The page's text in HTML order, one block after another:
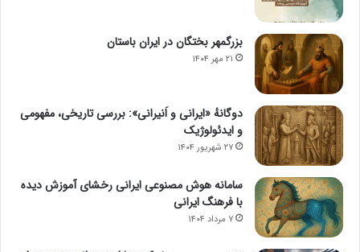
بزرگمهر بختگان در ایران باستان
۲۱ مهر ۱۴۰۴
دوگانهٔ «ایرانی و اَنیرانی»: بررسی تاریخی، مفهومی
و ایدئولوژیک
۲۷ شهریور ۱۴۰۴
سامانه هوش مصنوعی ایرانی رخشای آموزش دیده
با فرهنگ ایرانی
۷ مرداد ۱۴۰۴